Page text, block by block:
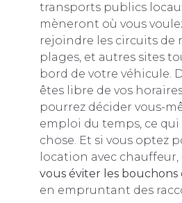
transports publics
mèneront où vous
rejoindre les circuits de
plages, et autres sites
bord de votre véhicule.
êtes libre de vos
pourrez décider vous-
emploi du temps, ce
chose. Et si vous optez
location avec chauffeur,
vous éviter les
en empruntant des